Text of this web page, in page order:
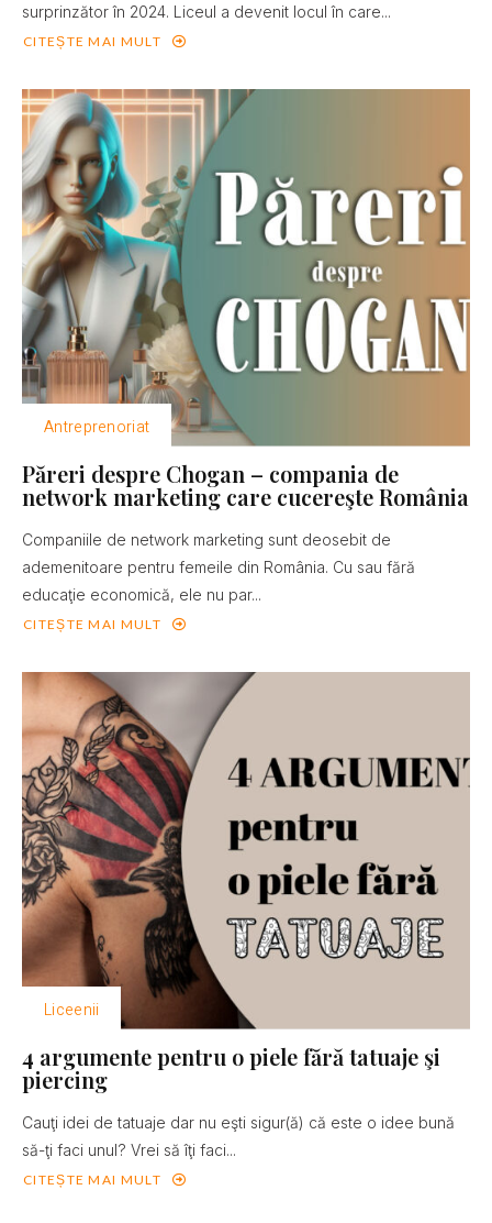
surprinzător în 2024. Liceul a devenit locul în care...
CITEȘTE MAI MULT
Antreprenoriat
Păreri despre Chogan – compania de
network marketing care cucereşte România
Companiile de network marketing sunt deosebit de
ademenitoare pentru femeile din România. Cu sau fără
educaţie economică, ele nu par...
CITEȘTE MAI MULT
Liceenii
4 argumente pentru o piele fără tatuaje şi
piercing
Cauţi idei de tatuaje dar nu eşti sigur(ă) că este o idee bună
să-ţi faci unul? Vrei să îţi faci...
CITEȘTE MAI MULT